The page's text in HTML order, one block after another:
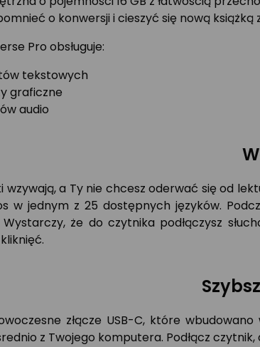
o konwersji i cieszyć się nową książką
Pro obsługuje:
tekstowych
graficzne
audio
wzywają, a Ty nie chcesz oderwać się od
w jednym z 25 dostępnych języków.
że do czytnika podłączysz
złącze USB-C, które
z Twojego komputera. Podłącz